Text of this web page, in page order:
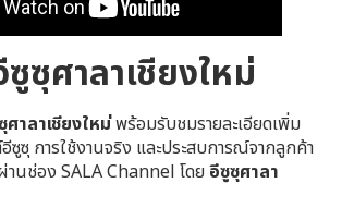
ซุศาลาเชียงใหม่
ศาลาเชียงใหม่พร้อมรับชมรายละเอียดเพิ่ม
ซูซุ การใช้งานจริง และประสบการณ์จากลูกค้า
นช่อง SALA Channel โดย อีซูซุศาลา